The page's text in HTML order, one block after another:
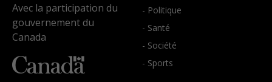
Avec la participation du
gouvernement du
Canada
- Politique
- Santé
- Société
- Sports